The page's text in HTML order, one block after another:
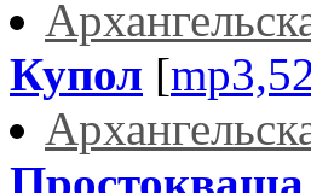
Купол [